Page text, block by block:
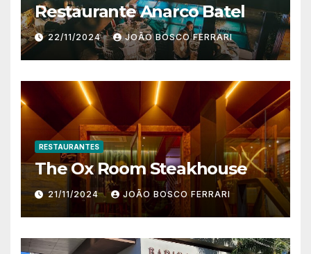
Restaurante Anarco Batel
22/11/2024 JOÃO BOSCO FERRARI
RESTAURANTES
The Ox Room Steakhouse
21/11/2024 JOÃO BOSCO FERRARI